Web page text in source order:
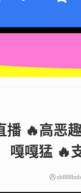
​🔥高恶
嘎嘎猛 ​🔥
nb888hnb